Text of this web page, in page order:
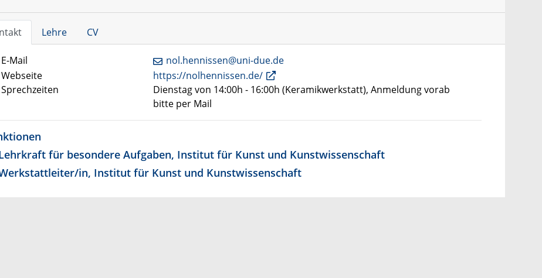
Lehre CV
E-Mail
nol.hennissen@uni-due.de
Webseite
https://nolhennissen.de/
Sprechzeiten
Dienstag von 14:00h - 16:00h (Keramikwerkstatt), Anmeldung vorab
bitte per Mail
für besondere Aufgaben, Institut für Kunst und Kunstwissenschaft
in, Institut für Kunst und Kunstwissenschaft